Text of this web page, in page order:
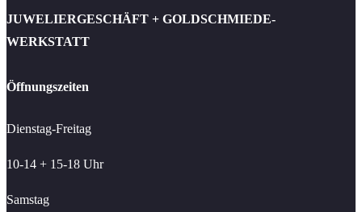
JUWELIERGESCHÄFT + GOLDSCHMIEDE-
WERKSTATT
Öffnungszeiten
Dienstag-Freitag
10-14 + 15-18 Uhr
Samstag